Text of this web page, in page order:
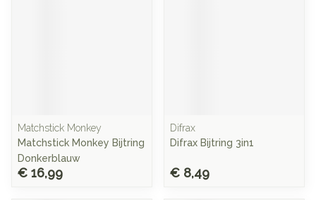
Matchstick Monkey
Matchstick Monkey Bijtring
Donkerblauw
€ 16,99
Difrax
Difrax Bijtring 3in1
€ 8,49